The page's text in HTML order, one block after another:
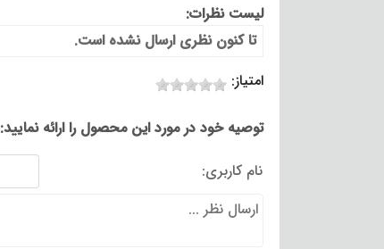
لیست نظرات:
تا کنون نظری ارسال نشده است.
امتیاز:
توصیه خود در مورد این محصول را ارائه نمایید:
نام کاربری: